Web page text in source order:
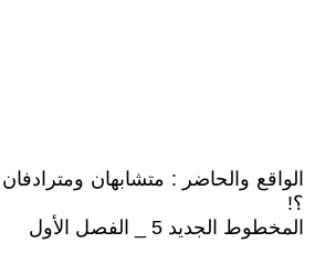
الواقع والحاضر : متشابهان
؟!
المخطوط الجديد 5 _ الفصل الأول